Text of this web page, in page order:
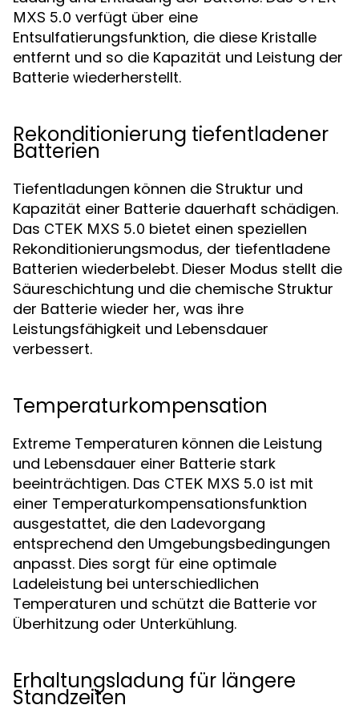
MXS 5.0 verfügt über eine
Entsulfatierungsfunktion, die diese Kristalle
entfernt und so die Kapazität und Leistung der
Batterie wiederherstellt.
Rekonditionierung tiefentladener
Batterien
Tiefentladungen können die Struktur und
Kapazität einer Batterie dauerhaft schädigen.
Das CTEK MXS 5.0 bietet einen speziellen
Rekonditionierungsmodus, der tiefentladene
Batterien wiederbelebt. Dieser Modus stellt die
Säureschichtung und die chemische Struktur
der Batterie wieder her, was ihre
Leistungsfähigkeit und Lebensdauer
verbessert.
Temperaturkompensation
Extreme Temperaturen können die Leistung
und Lebensdauer einer Batterie stark
beeinträchtigen. Das CTEK MXS 5.0 ist mit
einer Temperaturkompensationsfunktion
ausgestattet, die den Ladevorgang
entsprechend den Umgebungsbedingungen
anpasst. Dies sorgt für eine optimale
Ladeleistung bei unterschiedlichen
Temperaturen und schützt die Batterie vor
Überhitzung oder Unterkühlung.
Erhaltungsladung für längere
Standzeiten